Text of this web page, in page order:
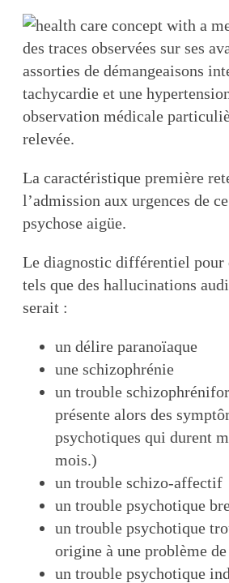
des traces observées sur ses
assorties de démangeaisons
tachycardie et une
observation médicale
relevée.
La caractéristique première
l’admission aux urgences de
psychose aigüe.
Le diagnostic différentiel pour
tels que des hallucinations
serait :
un délire paranoïaque
une schizophrénie
un trouble
présente alors des
psychotiques qui durent
mois.)
un trouble schizo-affectif
un trouble psychotique
un trouble psychotique
origine à une problème de
un trouble psychotique